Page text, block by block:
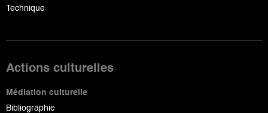
Technique
Actions culturelles
Médiation culturelle
Bibliographie